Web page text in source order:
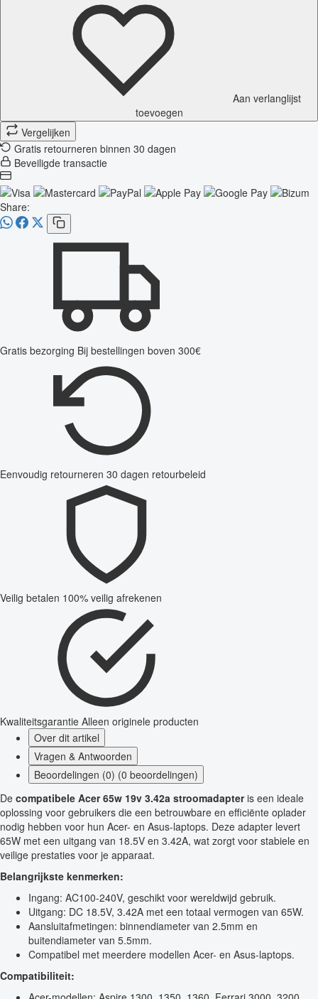
Aan verlanglijst
toevoegen
Vergelijken
Gratis retourneren binnen 30 dagen
Beveiligde transactie
Share:
Gratis bezorging Bij bestellingen boven 300€
Eenvoudig retourneren 30 dagen retourbeleid
Veilig betalen 100% veilig afrekenen
Kwaliteitsgarantie Alleen originele producten
Over dit artikel
Vragen & Antwoorden
Beoordelingen (0) (0 beoordelingen)
De compatibele Acer 65w 19v 3.42a stroomadapteris een ideale
oplossing voor gebruikers die een betrouwbare en efficiënte oplader
nodig hebben voor hun Acer- en Asus-laptops. Deze adapter levert
65W met een uitgang van 18.5V en 3.42A, wat zorgt voor stabiele en
veilige prestaties voor je apparaat.
Belangrijkste kenmerken:
Ingang: AC100-240V, geschikt voor wereldwijd gebruik.
Uitgang: DC 18.5V, 3.42A met een totaal vermogen van 65W.
Aansluitafmetingen: binnendiameter van 2.5mm en
buitendiameter van 5.5mm.
Compatibel met meerdere modellen Acer- en Asus-laptops.
Compatibiliteit: